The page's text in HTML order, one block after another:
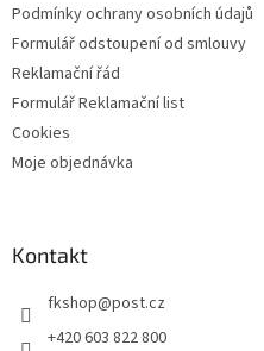
Podmínky ochrany osobních údajů
Formulář odstoupení od smlouvy
Reklamační řád
Formulář Reklamační list
Cookies
Moje objednávka
Kontakt
fkshop@post.cz
+420 603 822 800